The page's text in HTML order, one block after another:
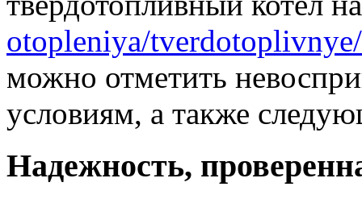
otopleniya/
можно отметить
условиям, а также
Надежность,